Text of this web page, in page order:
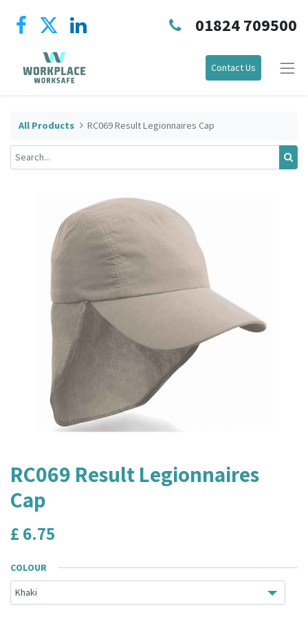
01824 709500
Contact Us
All Products RC069 Result Legionnaires Cap
RC069 Result Legionnaires
Cap
£ 6.75
COLOUR